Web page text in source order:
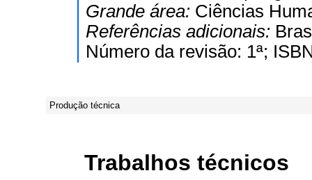
Grande área: Ciências
Referências adicionais:
Número da revisão: 1ª;
Produção técnica
Trabalhos técnicos